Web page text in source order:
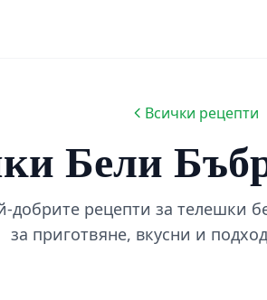
Всички рецепти
Бели
добрите рецепти за телешки
за приготвяне, вкусни и